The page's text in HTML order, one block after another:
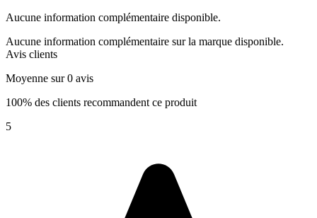
Aucune information complémentaire disponible.
Aucune information complémentaire sur la marque disponible.
Avis clients
Moyenne sur 0 avis
100% des clients recommandent ce produit
5